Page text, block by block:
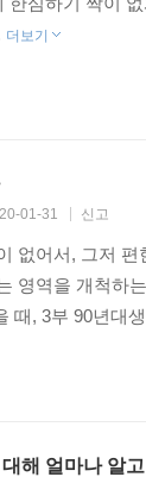
더보기
01-31 신고
없어서, 그저
영역을 개척하
때, 3부 90년대
해 얼마나 알